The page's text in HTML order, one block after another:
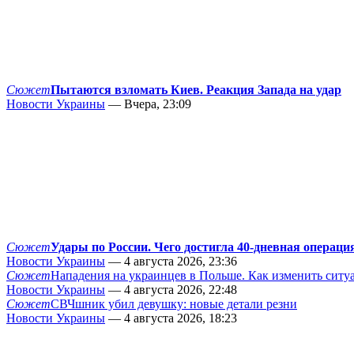
СюжетПытаются взломать Киев. Реакция Запада на удар
Новости Украины — Вчера, 23:09
СюжетУдары по России. Чего достигла 40-дневная
Новости Украины — 4 августа 2026, 23:36
СюжетНападения на украинцев в Польше. Как изменить
Новости Украины — 4 августа 2026, 22:48
СюжетСВЧшник убил девушку: новые детали резни
Новости Украины — 4 августа 2026, 18:23